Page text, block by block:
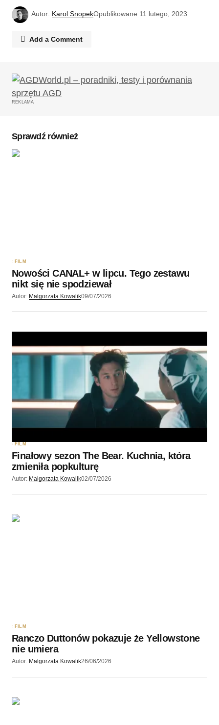
Autor: Karol SnopekOpublikowane 11 lutego, 2023
Add a Comment
Twój adres email nie zostanie opublikowany.
Wymagane pola są oznaczone
Wyślij komentarz
REKLAMA
Sprawdź również
FILM
Nowości CANAL+ w lipcu. Tego zestawu
nikt się nie spodziewał
Autor: Malgorzata Kowalik09/07/2026
FILM
Finałowy sezon The Bear. Kuchnia, która
zmieniła popkulturę
Autor: Malgorzata Kowalik02/07/2026
FILM
Ranczo Duttonów pokazuje że Yellowstone
nie umiera
Autor: Malgorzata Kowalik26/06/2026